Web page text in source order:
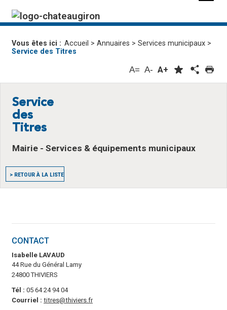
Vous êtes ici : Accueil > Annuaires > Services municipaux >
Service des Titres
A= A- A+
Service
des
Titres
Mairie - Services & équipements municipaux
> RETOUR À LA LISTE
CONTACT
Isabelle LAVAUD
44 Rue du Général Lamy
24800 THIVIERS
Tél : 05 64 24 94 04
Courriel : titres@thiviers.fr